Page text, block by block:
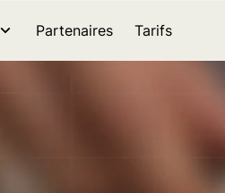
Partenaires Tarifs